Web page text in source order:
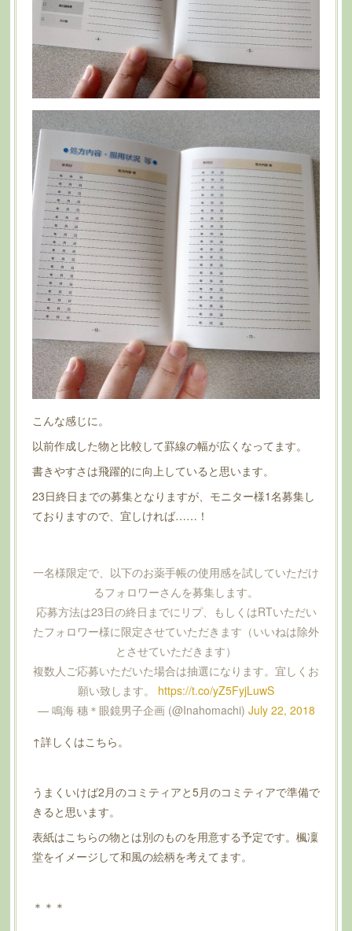
こんな感じに。
以前作成した物と比較して罫線の幅が広くなってます。
書きやすさは飛躍的に向上していると思います。
23日終日までの募集となりますが、モニター様1名募集し
ておりますので、宜しければ……！
一名様限定で、以下のお薬手帳の使用感を試していただけ
るフォロワーさんを募集します。
応募方法は23日の終日までにリプ、もしくはRTいただい
たフォロワー様に限定させていただきます（いいねは除外
とさせていただきます）
複数人ご応募いただいた場合は抽選になります。宜しくお
願い致します。 https://t.co/yZ5FyjLuwS
— 鳴海 穗＊眼鏡男子企画 (@Inahomachi) July 22, 2018
↑詳しくはこちら。
うまくいけば2月のコミティアと5月のコミティアで準備で
きると思います。
表紙はこちらの物とは別のものを用意する予定です。楓凜
堂をイメージして和風の絵柄を考えてます。
＊＊＊